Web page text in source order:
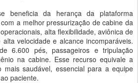
beneficia da herança da plataforma
a melhor pressurização de cabine da
alta flexibilidade, aviônica de
velocidade e alcance incomparáveis.
6.600 pés, passageiros e tripulação
na cabine. Esse recurso equivale a
mais saudável, essencial para a equipe
paciente.